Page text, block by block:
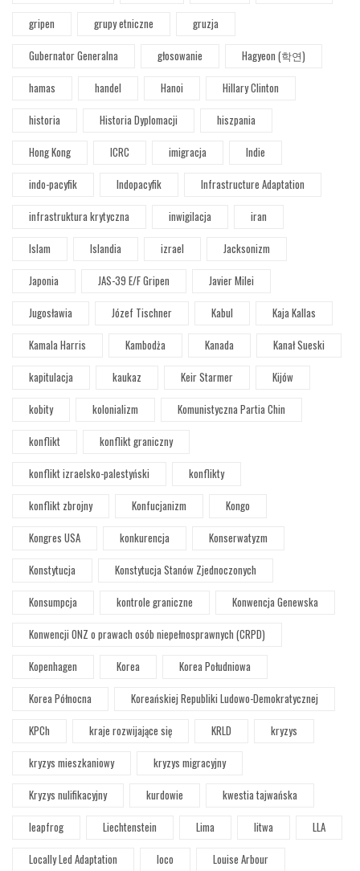
gripen
grupy etniczne
gruzja
Gubernator Generalna
głosowanie
Hagyeon (학연)
hamas
handel Hanoi
Hillary Clinton
historia
Historia Dyplomacji
hiszpania
Hong Kong
ICRC imigracja
Indie
indo-pacyfik
Indopacyfik
Infrastructure Adaptation
infrastruktura krytyczna
inwigilacja
iran
Islam
Islandia izrael
Jacksonizm
Japonia
JAS-39 E/F Gripen
Javier Milei
Jugosławia
Józef Tischner Kabul
Kaja Kallas
Kamala Harris
Kambodża Kanada
Kanał Sueski
kapitulacja
kaukaz Keir Starmer
Kijów
kobity
kolonializm
Komunistyczna Partia Chin
konflikt
konflikt graniczny
konflikt izraelsko-palestyński
konflikty
konflikt zbrojny
Konfucjanizm
Kongo
Kongres USA
konkurencja
Konserwatyzm
Konstytucja
Konstytucja Stanów Zjednoczonych
Konsumpcja
kontrole graniczne
Konwencja Genewska
Konwencji ONZ o prawach osób niepełnosprawnych (CRPD)
Kopenhagen
Korea
Korea Południowa
Korea Północna
Koreańskiej Republiki Ludowo-Demokratycznej
KPCh
kraje rozwijające się KRLD
kryzys
kryzys mieszkaniowy
kryzys migracyjny
Kryzys nulifikacyjny
kurdowie
kwestia tajwańska
leapfrog
Liechtenstein Lima litwa
LLA
Locally Led Adaptation
loco
Louise Arbour